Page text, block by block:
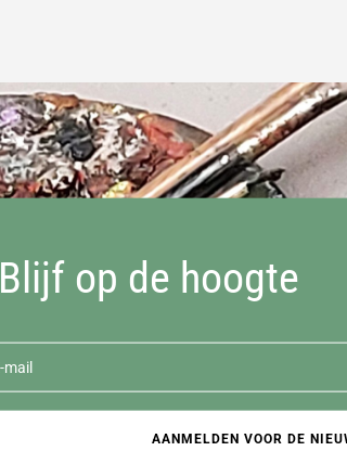
Blijf op de hoogte
AANMELDEN VOOR DE